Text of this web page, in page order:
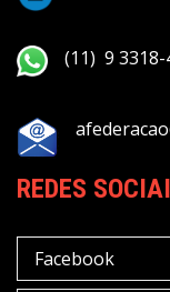
(11) 9 3318-
REDES
Facebook